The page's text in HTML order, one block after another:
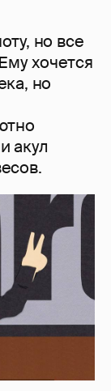
но все
хочется
но
акул